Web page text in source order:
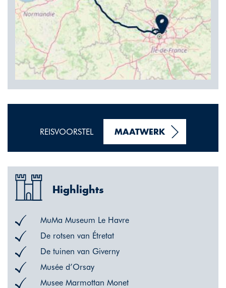
REISVOORSTEL MAATWERK
Highlights
MuMa Museum Le Havre
De rotsen van Étretat
De tuinen van Giverny
Musée d’Orsay
Musee Marmottan Monet